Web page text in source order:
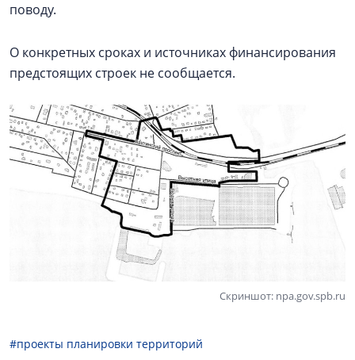
поводу.
О конкретных сроках и источниках финансирования
предстоящих строек не сообщается.
Скриншот: npa.gov.spb.ru
#проекты планировки территорий